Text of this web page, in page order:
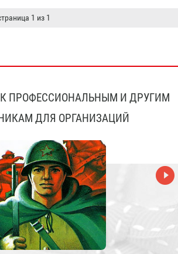
1 из 1
ПРОФЕССИОНАЛЬНЫМ И ДРУГИМ
ДЛЯ ОРГАНИЗАЦИЙ